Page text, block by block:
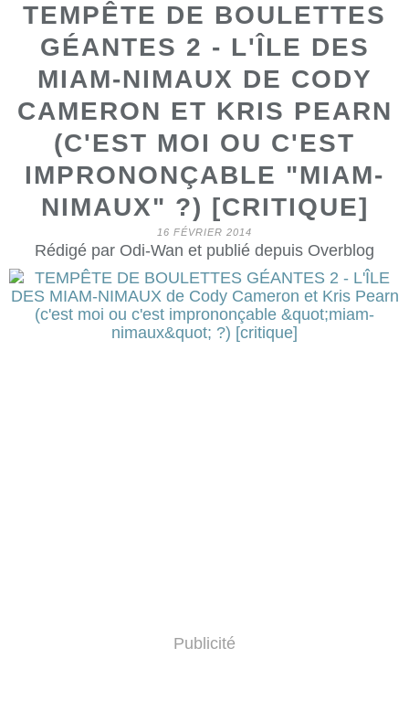
TEMPÊTE DE BOULETTES
GÉANTES 2 - L'ÎLE DES
MIAM-NIMAUX DE CODY
CAMERON ET KRIS PEARN
(C'EST MOI OU C'EST
IMPRONONÇABLE "MIAM-
NIMAUX" ?) [CRITIQUE]
16 FÉVRIER 2014
Rédigé par Odi-Wan et publié depuis Overblog
Publicité